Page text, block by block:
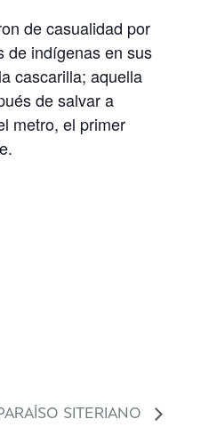
de casualidad por
de indígenas en sus
cascarilla; aquella
de salvar a
metro, el primer
SITERIANO